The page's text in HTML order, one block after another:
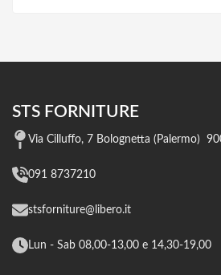
STS FORNITURE
Via Cilluffo, 7 Bolognetta (Palermo)
091 8737210
stsforniture@libero.it
Lun - Sab 08,00-13,00 e 14,30-19,00